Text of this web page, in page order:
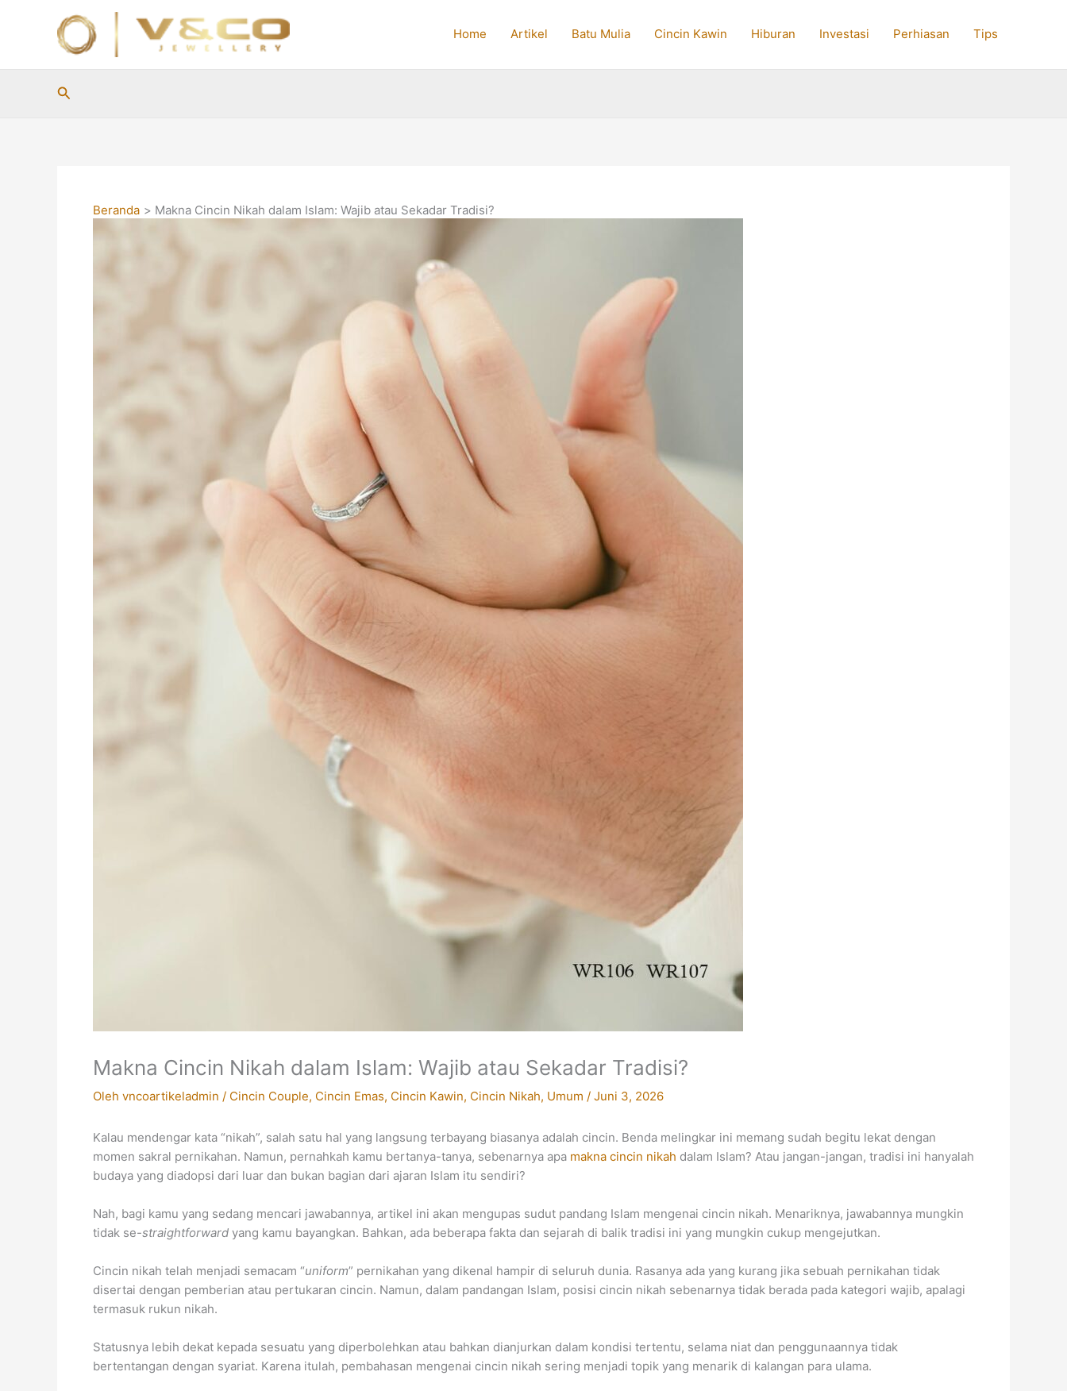
Home Artikel Batu Mulia Cincin Kawin Hiburan Investasi Perhiasan Tips
Cari
Beranda Makna Cincin Nikah dalam Islam: Wajib atau Sekadar Tradisi?
Makna Cincin Nikah dalam Islam: Wajib atau Sekadar Tradisi?
Oleh vncoartikeladmin / Cincin Couple, Cincin Emas, Cincin Kawin, Cincin Nikah, Umum / Juni 3, 2026
Kalau mendengar kata “nikah”, salah satu hal yang langsung terbayang biasanya adalah cincin. Benda melingkar ini memang sudah begitu lekat dengan
momen sakral pernikahan. Namun, pernahkah kamu bertanya-tanya, sebenarnya apa makna cincin nikah dalam Islam? Atau jangan-jangan, tradisi ini hanyalah
budaya yang diadopsi dari luar dan bukan bagian dari ajaran Islam itu sendiri?
Nah, bagi kamu yang sedang mencari jawabannya, artikel ini akan mengupas sudut pandang Islam mengenai cincin nikah. Menariknya, jawabannya mungkin
tidak se-straightforward yang kamu bayangkan. Bahkan, ada beberapa fakta dan sejarah di balik tradisi ini yang mungkin cukup mengejutkan.
Cincin nikah telah menjadi semacam “uniform” pernikahan yang dikenal hampir di seluruh dunia. Rasanya ada yang kurang jika sebuah pernikahan tidak
disertai dengan pemberian atau pertukaran cincin. Namun, dalam pandangan Islam, posisi cincin nikah sebenarnya tidak berada pada kategori wajib, apalagi
termasuk rukun nikah.
Statusnya lebih dekat kepada sesuatu yang diperbolehkan atau bahkan dianjurkan dalam kondisi tertentu, selama niat dan penggunaannya tidak
bertentangan dengan syariat. Karena itulah, pembahasan mengenai cincin nikah sering menjadi topik yang menarik di kalangan para ulama.